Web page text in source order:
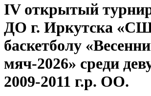
IV открытый
ДО г. Иркутска
баскетболу
мяч-2026» среди
2009-2011 г.р. ОО.